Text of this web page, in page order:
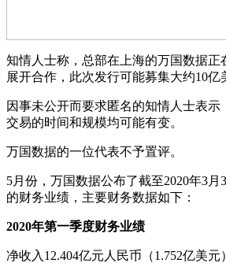
知情人士称，总部在上海的万国数据正
展开合作，此次发行可能募集大约10亿
因事未公开而要求匿名的知情人士表示
交易的时间和规模均可能有变。
万国数据的一位代表不予置评。
5月份，万国数据公布了截至2020年3
的财务业绩，主要财务数据如下：
2020年第一季度财务业绩
净收入12.404亿元人民币（1.752亿美元